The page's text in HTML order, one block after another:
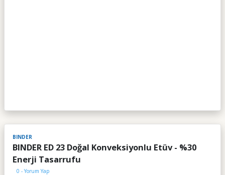
BINDER
BINDER ED 23 Doğal Konveksiyonlu Etüv - %30
Enerji Tasarrufu
0 - Yorum Yap